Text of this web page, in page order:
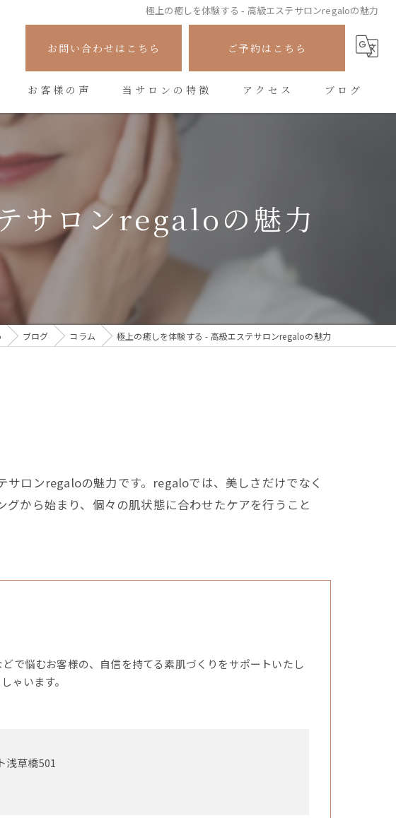
極上の癒しを体験する - 高級エステサロンregaloの魅力
お問い合わせはこちら ご予約はこちら
お客様の声 当サロンの特徴
フェイシャル
たるみ
美容
アクセス ブログ
サロンregaloの魅力
ブログ コラム 極上の癒しを体験する - 高級エステサロンregaloの魅力
ロンregaloの魅力です。regaloでは、美しさだけでなく
から始まり、個々の肌状態に合わせたケアを行うこと
で悩むお客様の、自信を持てる素肌づくりをサポートいたし
ゃいます。
浅草橋501